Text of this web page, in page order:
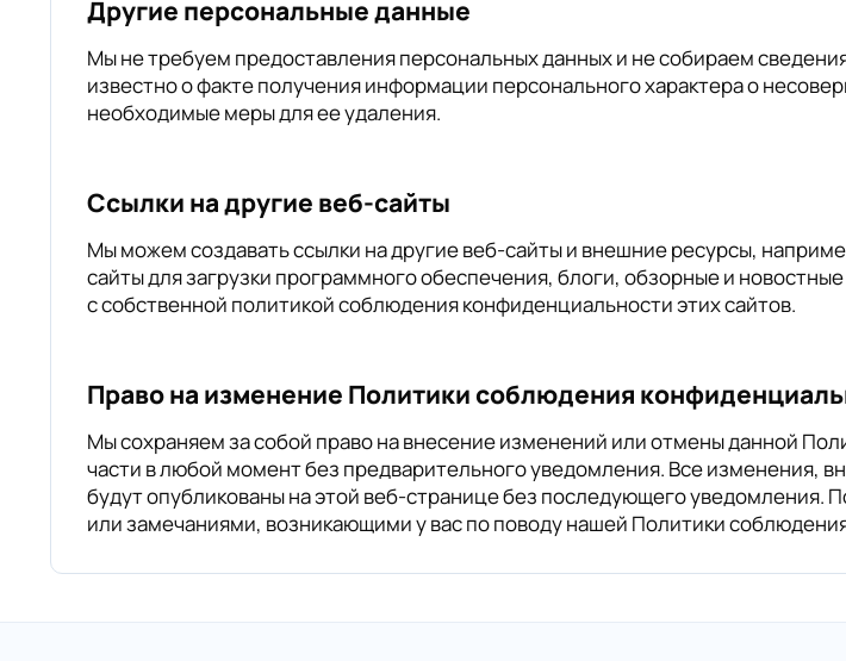
Другие персональные данные
Мы не требуем предоставления персональных данных и не собираем
известно о факте получения информации персонального характера о
необходимые меры для ее удаления.
Ссылки на другие веб-сайты
Мы можем создавать ссылки на другие веб-сайты и внешние ресурсы,
сайты для загрузки программного обеспечения, блоги, обзорные и
с собственной политикой соблюдения конфиденциальности этих сайтов.
Право на изменение Политики соблюдения
Мы сохраняем за собой право на внесение изменений или отмены данной
части в любой момент без предварительного уведомления. Все изменения,
будут опубликованы на этой веб-странице без последующего
или замечаниями, возникающими у вас по поводу нашей Политики